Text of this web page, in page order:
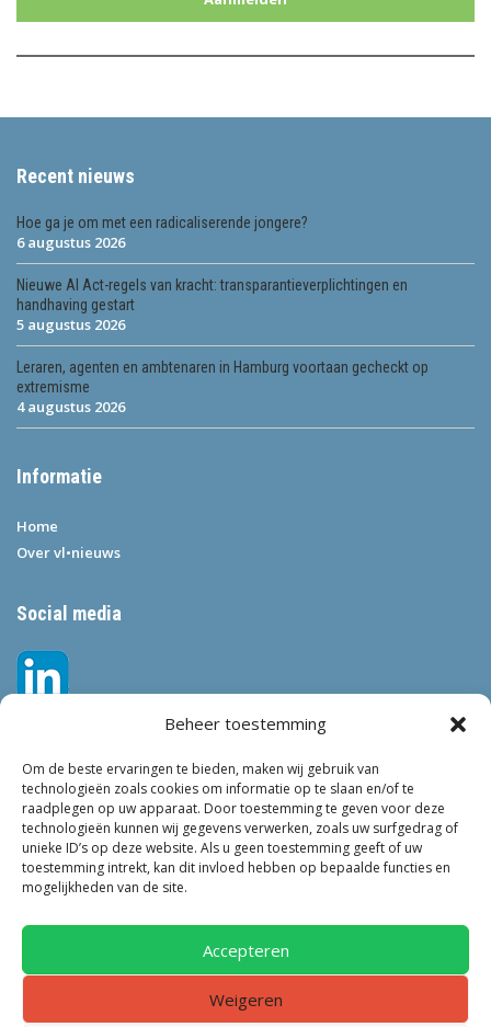
Beheer toestemming
Om de beste ervaringen te bieden, maken wij gebruik van
technologieën zoals cookies om informatie op te slaan en/of te
raadplegen op uw apparaat. Door toestemming te geven voor deze
technologieën kunnen wij gegevens verwerken, zoals uw surfgedrag of
unieke ID’s op deze website. Als u geen toestemming geeft of uw
toestemming intrekt, kan dit invloed hebben op bepaalde functies en
mogelijkheden van de site.
Accepteren
Weigeren
Recent nieuws
Hoe ga je om met een radicaliserende jongere?
6 augustus 2026
Nieuwe AI Act-regels van kracht: transparantieverplichtingen en
handhaving gestart
5 augustus 2026
Leraren, agenten en ambtenaren in Hamburg voortaan gecheckt op
extremisme
4 augustus 2026
Informatie
Home
Over vl•nieuws
Social media
Tags
VEILIGHEID LEEFBAARHEID
OM KINDEREN
ONDERMIJNING